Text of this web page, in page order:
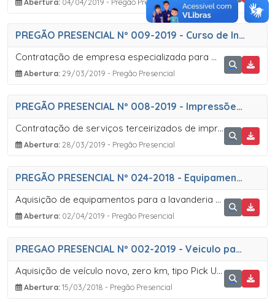
Abertura: 04/04/2019 - Pregão Presencial
PREGÃO PRESENCIAL Nº 009-2019 - Curso de Informática
Contratação de empresa especializada para ministrar curso de informática para os alunos da rede municipal de ensino do município de Sete Barras
Abertura: 29/03/2019 - Pregão Presencial
PREGÃO PRESENCIAL Nº 008-2019 - Impressões, Digitalizações e Cópias
Contratação de serviços terceirizados de impressão, digitalização e cópias.
Abertura: 28/03/2019 - Pregão Presencial
PREGÃO PRESENCIAL Nº 024-2018 - Equipamentos de Lavanderia
Aquisição de equipamentos para a lavanderia hospitalar em atendimento à Secretaria de Saúde do Município de Sete Barras
Abertura: 02/04/2019 - Pregão Presencial
PREGAO PRESENCIAL Nº 002-2019 - Veiculo para Secretaria de Saúde
Aquisição de veículo novo, zero km, tipo Pick Up em atendimento a Secretaria da Saúde
Abertura: 15/03/2018 - Pregão Presencial